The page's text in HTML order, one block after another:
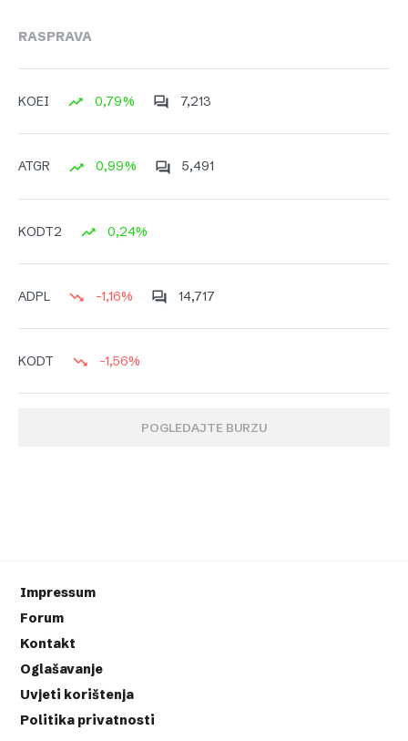
RASPRAVA
KOEI 0,79% 7,213
ATGR 0,99% 5,491
KODT2 0,24%
ADPL -1,16% 14,717
KODT -1,56%
POGLEDAJTE BURZU
Impressum
Forum
Kontakt
Oglašavanje
Uvjeti korištenja
Politika privatnosti